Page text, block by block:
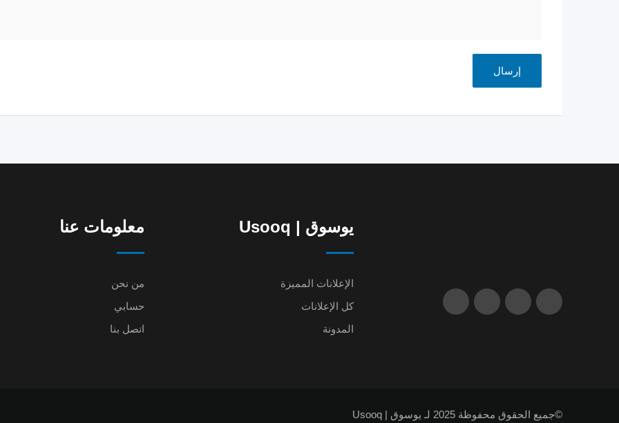
يوسوق | Usooq
الإعلانات المميزة
كل الإعلانات
المدونة
معلومات عنا
من نحن
حسابي
اتصل بنا
©جميع الحقوق محفوظة 2025 لـ يوسوق | Usooq